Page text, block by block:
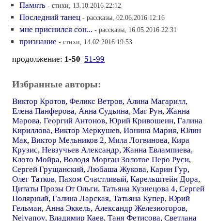
Память - стихи, 13.10.2016 22:12
Последний танец - рассказы, 02.06.2016 12:16
мне приснился сон... - рассказы, 16.05.2016 22:31
признание - стихи, 14.02.2016 19:53
продолжение: 1-50 51-99
Избранные авторы:
Виктор Кротов, Феликс Ветров, Алина Магарилл,
Елена Панферова, Анна Судьина, Маг Рун, Жанна
Марова, Георгий Антонов, Юрий Кривошеин, Галина
Кириллова, Виктор Меркушев, Ионина Мария, Юлин
Мак, Виктор Мельников 2, Мила Логвинова, Кира
Крузис, Невзучьев Александр, Жанна Евлампиева,
Клото Мойра, Володя Морган Золотое Перо Руси,
Сергей Грущанский, Любаша Жукова, Карин Гур,
Олег Татков, Пахом Счастливый, Карельштейн Дора,
Цитаты Прозы От Ольги, Татьяна Кузнецова 4, Сергей
Полярный, Галина Ларская, Татьяна Купер, Юрий
Гельман, Анна Эккель, Александр Железногоров,
Neivanov, Владимир Каев, Таня Фетисова, Светлана